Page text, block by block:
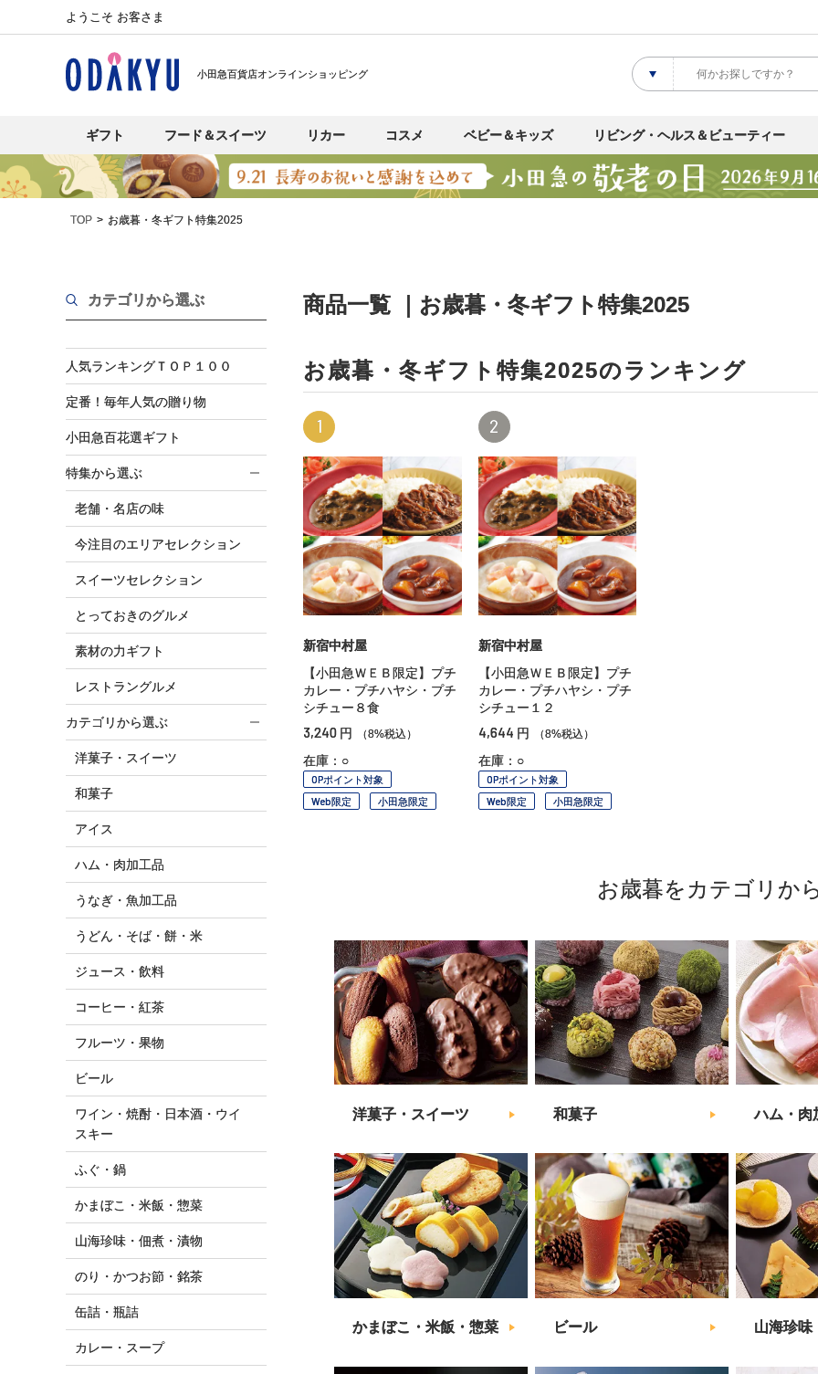
ようこそ お客さま
小田急百貨店オンラインショッピング
ギフト フード＆スイーツ リカー コスメ ベビー＆キッズ リビング・ヘルス＆ビューティー
TOP お歳暮・冬ギフト特集2025
カテゴリから選ぶ
人気ランキングＴＯＰ１００
定番！毎年人気の贈り物
小田急百花選ギフト
特集から選ぶ
老舗・名店の味
今注目のエリアセレクション
スイーツセレクション
とっておきのグルメ
素材の力ギフト
レストラングルメ
カテゴリから選ぶ
洋菓子・スイーツ
和菓子
アイス
ハム・肉加工品
うなぎ・魚加工品
うどん・そば・餅・米
ジュース・飲料
コーヒー・紅茶
フルーツ・果物
ビール
ワイン・焼酎・日本酒・ウイ
スキー
ふぐ・鍋
かまぼこ・米飯・惣菜
山海珍味・佃煮・漬物
のり・かつお節・銘茶
缶詰・瓶詰
カレー・スープ
商品一覧 ｜お歳暮・冬ギフト特集2025
お歳暮・冬ギフト特集2025のランキング
1
新宿中村屋
【小田急ＷＥＢ限定】プチ
カレー・プチハヤシ・プチ
シチュー８食
3,240 円 （8%税込）
在庫：○
OPポイント対象
Web限定
小田急限定
2
新宿中村屋
【小田急ＷＥＢ限定】プチ
カレー・プチハヤシ・プチ
シチュー１２
4,644 円 （8%税込）
在庫：○
OPポイント対象
Web限定
小田急限定
お歳暮をカテゴリか
洋菓子・スイーツ 和菓子 ハム・肉
かまぼこ・米飯・惣菜 ビール 山海珍味